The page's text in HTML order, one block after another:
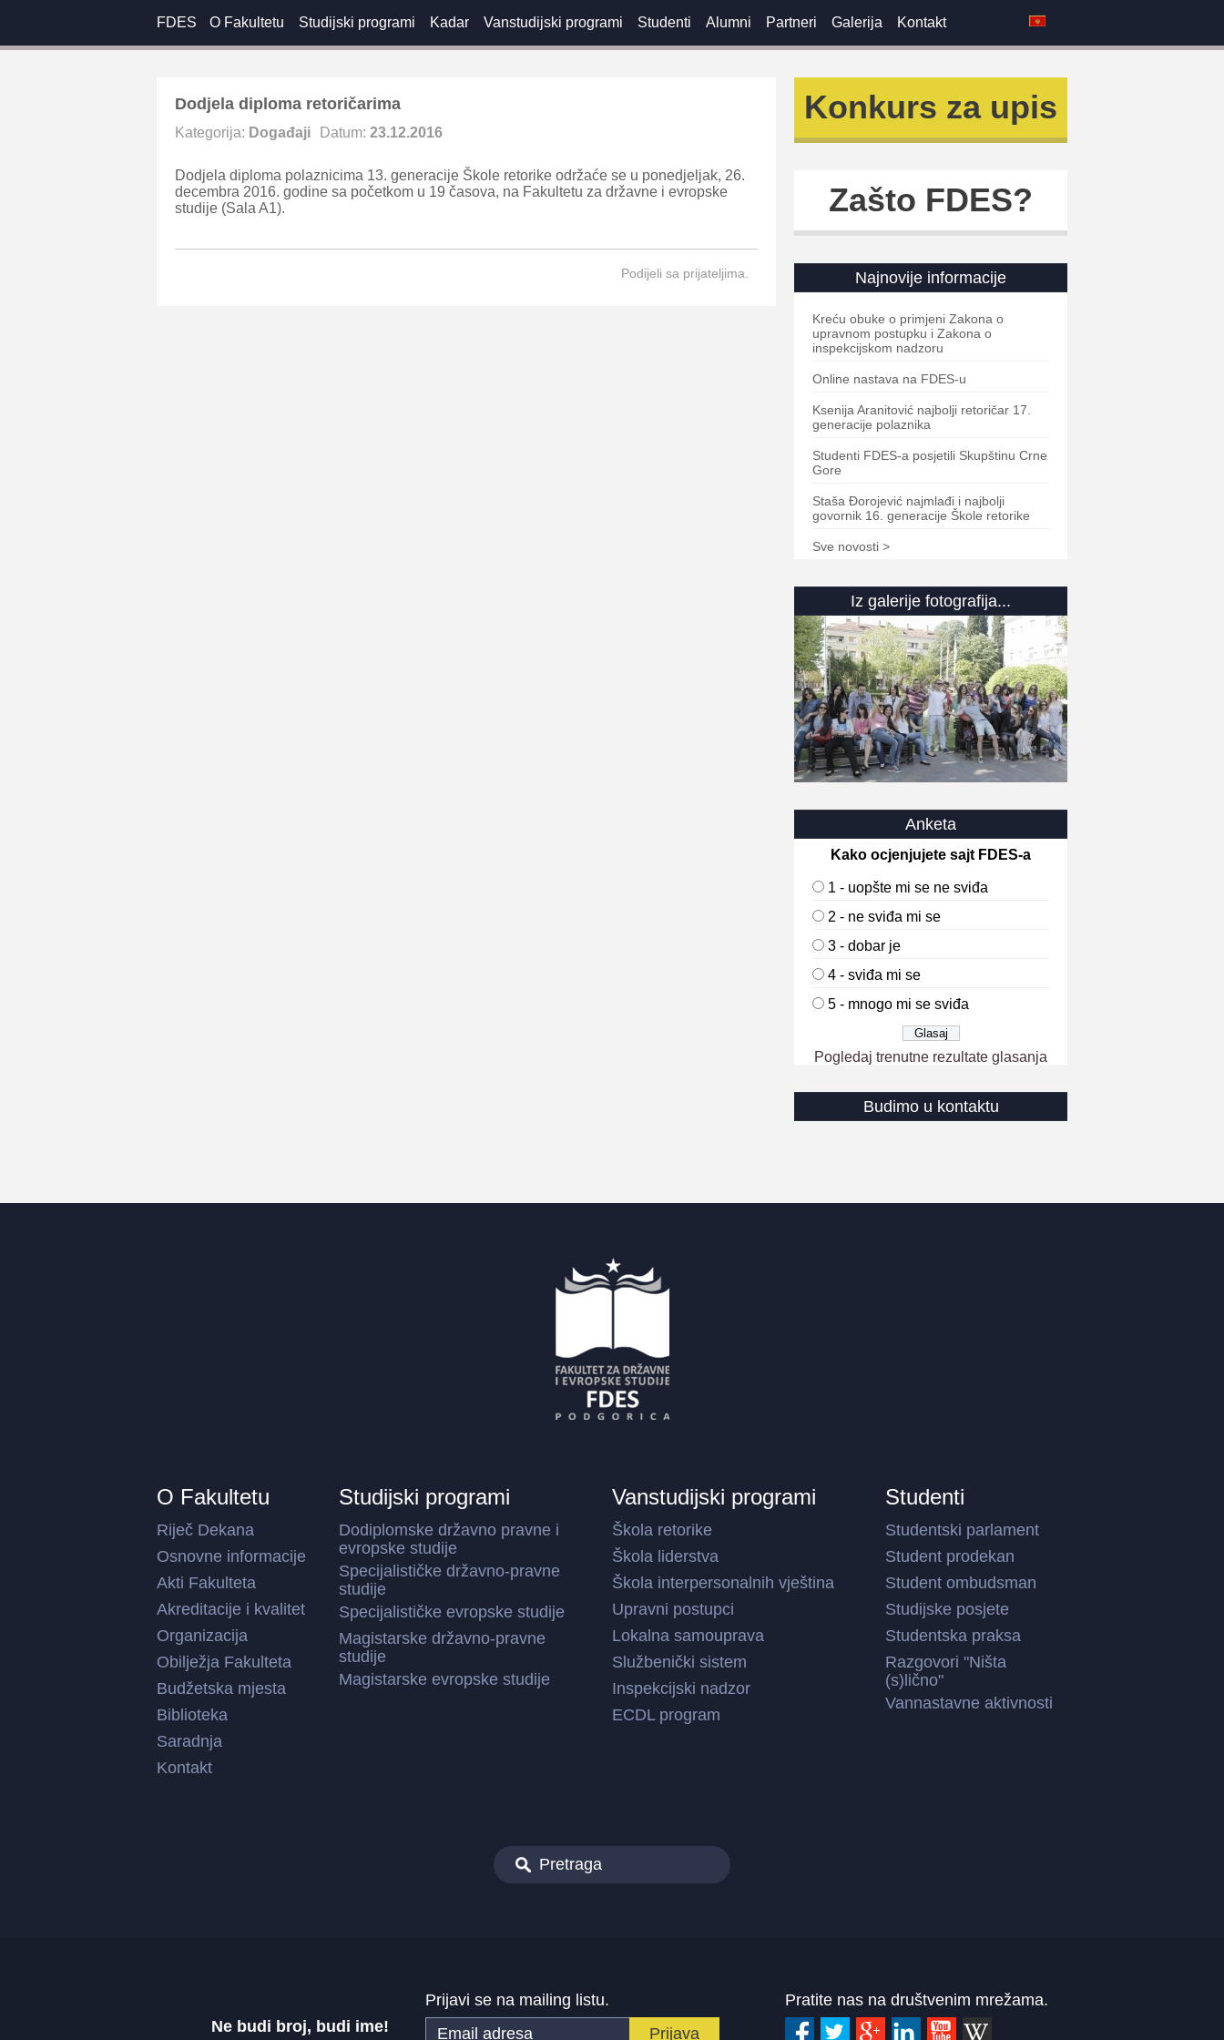
FDES O Fakultetu Studijski programi Kadar Vanstudijski programi Studenti Alumni Partneri Galerija Kontakt
Dodjela diploma retoričarima
Kategorija: Događaji Datum: 23.12.2016
Dodjela diploma polaznicima 13. generacije Škole retorike održaće se u ponedjeljak, 26.
decembra 2016. godine sa početkom u 19 časova, na Fakultetu za državne i evropske
studije (Sala A1).
Podijeli sa prijateljima.
Konkurs za upis
Zašto FDES?
Najnovije informacije
Kreću obuke o primjeni Zakona o
upravnom postupku i Zakona o
inspekcijskom nadzoru
Online nastava na FDES-u
Ksenija Aranitović najbolji retoričar 17.
generacije polaznika
Studenti FDES-a posjetili Skupštinu Crne
Gore
Staša Đorojević najmlađi i najbolji
govornik 16. generacije Škole retorike
Sve novosti >
Iz galerije fotografija...
Anketa
Kako ocjenjujete sajt FDES-a
1 - uopšte mi se ne sviđa
2 - ne sviđa mi se
3 - dobar je
4 - sviđa mi se
5 - mnogo mi se sviđa
Pogledaj trenutne rezultate glasanja
Budimo u kontaktu
O Fakultetu
Riječ Dekana
Osnovne informacije
Akti Fakulteta
Akreditacije i kvalitet
Organizacija
Obilježja Fakulteta
Budžetska mjesta
Biblioteka
Saradnja
Kontakt
Studijski programi
Dodiplomske državno pravne i
evropske studije
Specijalističke državno-pravne
studije
Specijalističke evropske studije
Magistarske državno-pravne
studije
Magistarske evropske studije
Vanstudijski programi
Škola retorike
Škola liderstva
Škola interpersonalnih vještina
Upravni postupci
Lokalna samouprava
Službenički sistem
Inspekcijski nadzor
ECDL program
Studenti
Studentski parlament
Student prodekan
Student ombudsman
Studijske posjete
Studentska praksa
Razgovori "Ništa
(s)lično"
Vannastavne aktivnosti
Ne budi broj, budi ime!
Prijavi se na mailing listu. Pratite nas na društvenim mrežama.